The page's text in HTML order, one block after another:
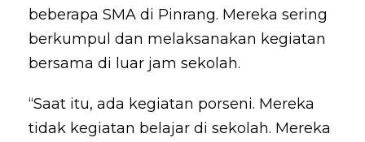
beberapa SMA di Pinrang. Mereka sering
berkumpul dan melaksanakan kegiatan
bersama di luar jam sekolah.
“Saat itu, ada kegiatan porseni. Mereka
tidak kegiatan belajar di sekolah. Mereka